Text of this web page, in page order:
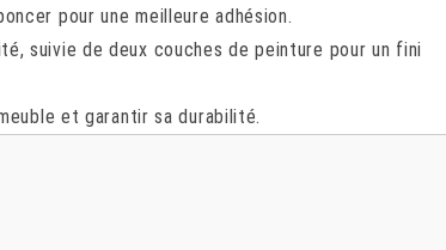
pour une meilleure adhésion.
suivie de deux couches de peinture pour un fini
et garantir sa durabilité.